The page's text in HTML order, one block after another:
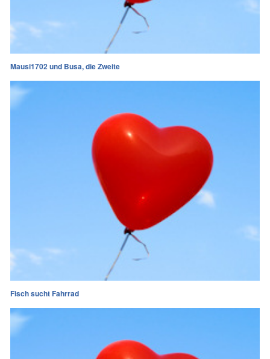
Mausi1702 und Busa, die Zweite
Fisch sucht Fahrrad